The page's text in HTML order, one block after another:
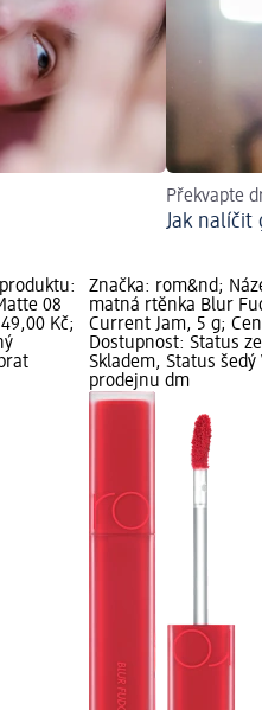
Překvapte
Jak nalíčit
08
Kč;
Značka: rom&nd;
matná rtěnka Blur
Current Jam, 5 g;
Dostupnost: Status
Skladem, Status šedý
prodejnu dm